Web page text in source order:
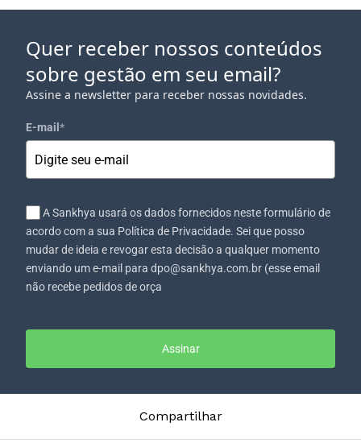
Quer receber nossos conteúdos
sobre gestão em seu email?
Assine a newsletter para receber nossas novidades.
E-mail *
A Sankhya usará os dados fornecidos neste formulário de
acordo com a sua Política de Privacidade. Sei que posso
mudar de ideia e revogar esta decisão a qualquer momento
enviando um e-mail para dpo@sankhya.com.br (esse email
não recebe pedidos de orça
Assinar
Compartilhar